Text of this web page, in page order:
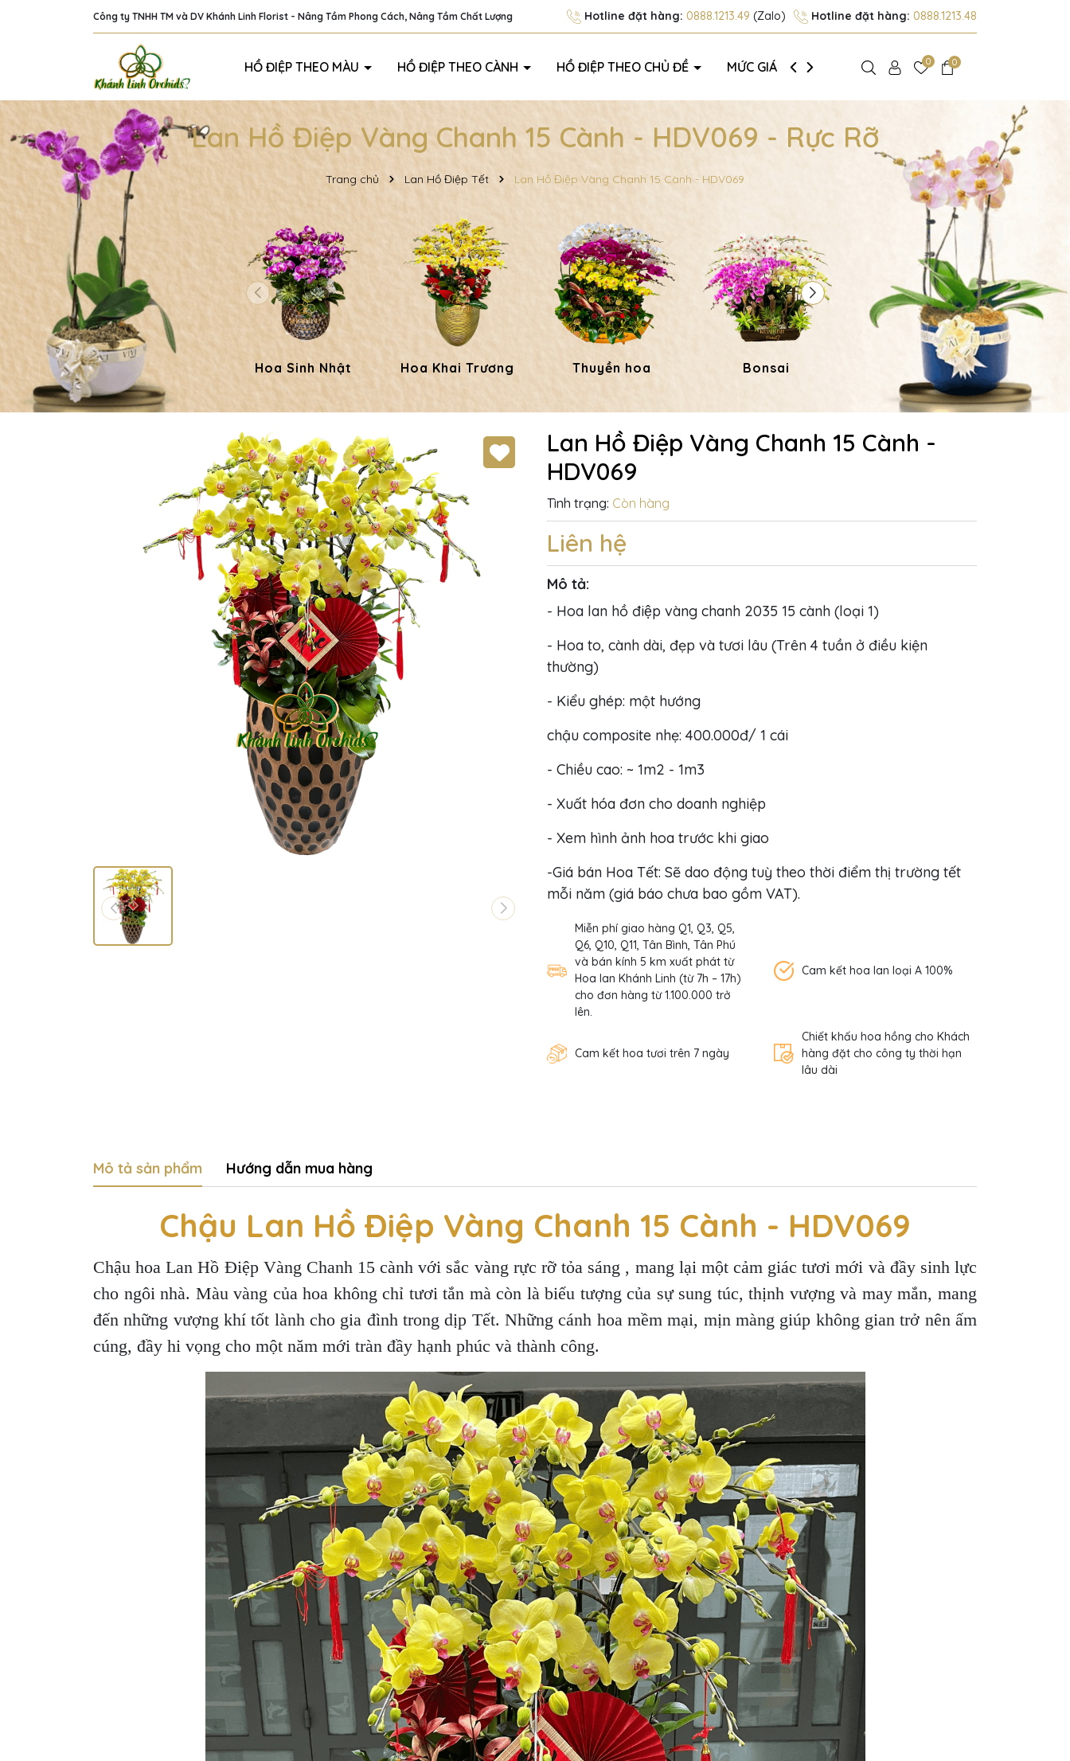
Công ty TNHH TM và DV Khánh Linh Florist - Nâng Tầm Phong Cách, Nâng Tầm Chất Lượng Hotline đặt hàng: 0888.1213.49 (Zalo) Hotline đặt hàng: 0888.1213.48
HỒ ĐIỆP THEO MÀU HỒ ĐIỆP THEO CÀNH HỒ ĐIỆP THEO CHỦ ĐỀ MỨC GIÁ GIỚI THIỆU 0 0
Lan Hồ Điệp Vàng Chanh 15 Cành - HDV069 - Rực Rỡ
Trang chủ Lan Hồ Điệp Tết Lan Hồ Điệp Vàng Chanh 15 Cành - HDV069
Hoa Sinh Nhật Hoa Khai Trương Thuyền hoa Bonsai Hoa Dâng Phật
Lan Hồ Điệp Vàng Chanh 15 Cành -
HDV069
Tình trạng: Còn hàng
Liên hệ
Mô tả:
- Hoa lan hồ điệp vàng chanh 2035 15 cành (loại 1)
- Hoa to, cành dài, đẹp và tươi lâu (Trên 4 tuần ở điều kiện
thường)
- Kiểu ghép: một hướng
chậu composite nhẹ: 400.000đ/ 1 cái
- Chiều cao: ~ 1m2 - 1m3
- Xuất hóa đơn cho doanh nghiệp
- Xem hình ảnh hoa trước khi giao
-Giá bán Hoa Tết: Sẽ dao động tuỳ theo thời điểm thị trường tết
mỗi năm (giá báo chưa bao gồm VAT).
Miễn phí giao hàng Q1, Q3, Q5,
Q6, Q10, Q11, Tân Bình, Tân Phú
và bán kính 5 km xuất phát từ
Hoa lan Khánh Linh (từ 7h – 17h)
cho đơn hàng từ 1.100.000 trở
lên.
Cam kết hoa lan loại A 100%
Cam kết hoa tươi trên 7 ngày
Chiết khấu hoa hồng cho Khách
hàng đặt cho công ty thời hạn
lâu dài
Mô tả sản phẩm Hướng dẫn mua hàng
Chậu Lan Hồ Điệp Vàng Chanh 15 Cành - HDV069
Chậu hoa Lan Hồ Điệp Vàng Chanh 15 cành với sắc vàng rực rỡ tỏa sáng , mang lại một cảm giác tươi mới và đầy sinh lực
cho ngôi nhà. Màu vàng của hoa không chỉ tươi tắn mà còn là biểu tượng của sự sung túc, thịnh vượng và may mắn, mang
đến những vượng khí tốt lành cho gia đình trong dịp Tết. Những cánh hoa mềm mại, mịn màng giúp không gian trở nên ấm
cúng, đầy hi vọng cho một năm mới tràn đầy hạnh phúc và thành công.